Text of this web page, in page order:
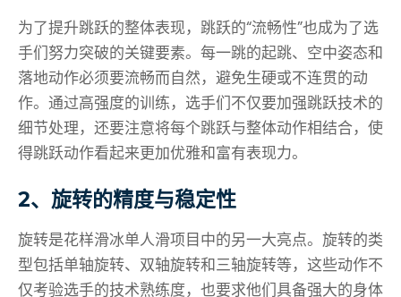
为了提升跳跃的整体表现，跳跃的“流畅性”也成为了选
手们努力突破的关键要素。每一跳的起跳、空中姿态和
落地动作必须要流畅而自然，避免生硬或不连贯的动
作。通过高强度的训练，选手们不仅要加强跳跃技术的
细节处理，还要注意将每个跳跃与整体动作相结合，使
得跳跃动作看起来更加优雅和富有表现力。
2、旋转的精度与稳定性
旋转是花样滑冰单人滑项目中的另一大亮点。旋转的类
型包括单轴旋转、双轴旋转和三轴旋转等，这些动作不
仅考验选手的技术熟练度，也要求他们具备强大的身体